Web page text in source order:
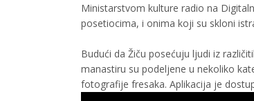
Ministarstvom kulture radio na
posetiocima, i onima koji su skloni
Budući da Žiču posećuju ljudi iz
manastiru su podeljene u nekoliko
fotografije fresaka. Aplikacija je